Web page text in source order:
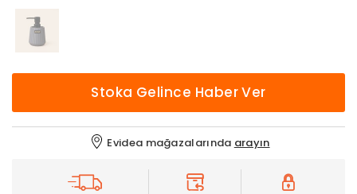
Stoka Gelince Haber Ver
Evidea mağazalarında arayın